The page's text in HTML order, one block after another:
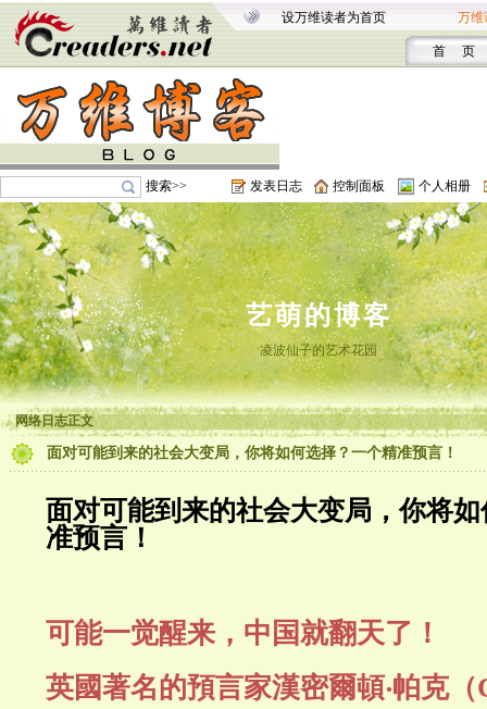
设万维读者为首页 万维
首 页
搜索>> 发表日志 控制面板 个人相册
艺萌的博客
凌波仙子的艺术花园
网络日志正文
面对可能到来的社会大变局，你将如何选择？一个精准预言！
面对可能到来的社会大变局，你将
准预言！
可能一觉醒来，中国就翻天了！
英國著名的預言家漢密爾頓‧帕克（